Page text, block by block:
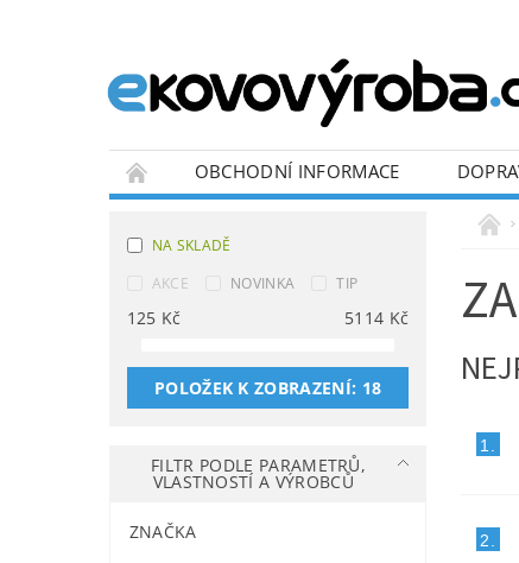
OBCHODNÍ INFORMACE
NA SKLADĚ
AKCE
NOVINKA TIP
125 Kč 5114 Kč
POLOŽEK K ZOBRAZENÍ: 18
FILTR PODLE PARAMETRŮ,
VLASTNOSTÍ A VÝROBCŮ
ZNAČKA
1.
2.